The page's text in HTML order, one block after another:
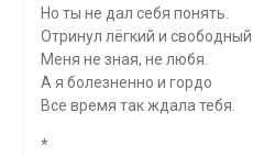
Но ты не дал себя понять.
Отринул лёгкий и свободный
Меня не зная, не любя.
А я болезненно и гордо
Все время так ждала тебя.
*